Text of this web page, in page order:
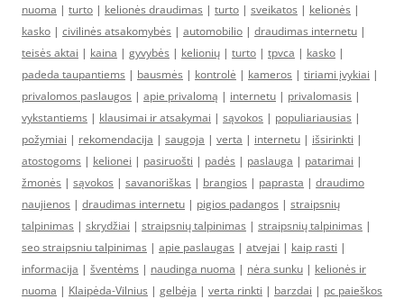
nuoma | turto | kelionės draudimas | turto | sveikatos | kelionės |
kasko | civilinės atsakomybės | automobilio | draudimas internetu |
teisės aktai | kaina | gyvybės | kelionių | turto | tpvca | kasko |
padeda taupantiems | bausmės | kontrolė | kameros | tiriami įvykiai |
privalomos paslaugos | apie privalomą | internetu | privalomasis |
vykstantiems | klausimai ir atsakymai | sąvokos | populiariausias |
požymiai | rekomendacija | saugoja | verta | internetu | išsirinkti |
atostogoms | kelionei | pasiruošti | padės | paslauga | patarimai |
žmonės | sąvokos | savanoriškas | brangios | paprasta | draudimo
naujienos | draudimas internetu | pigios padangos | straipsnių
talpinimas | skrydžiai | straipsnių talpinimas | straipsnių talpinimas |
seo straipsniu talpinimas | apie paslaugas | atvejai | kaip rasti |
informacija | šventėms | naudinga nuoma | nėra sunku | kelionės ir
nuoma | Klaipėda-Vilnius | gelbėja | verta rinkti | barzdai | pc paieškos